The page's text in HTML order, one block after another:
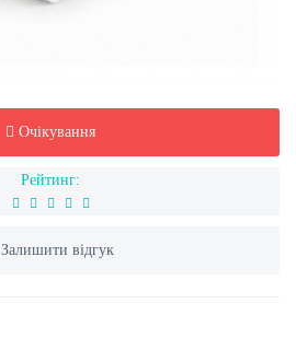
Очікування
Рейтинг:
Залишити відгук